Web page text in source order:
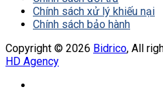
Chính sách xử lý khiếu nại
Chính sách bảo hành
Copyright © 2026 Bidrico, All
HD Agency